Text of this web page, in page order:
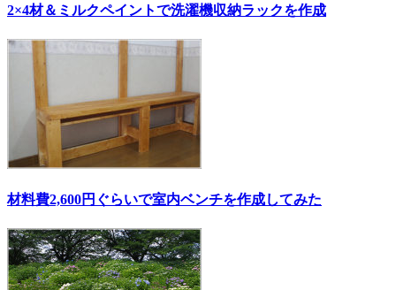
2×4材＆ミルクペイントで洗濯機収納ラックを作成
材料費2,600円ぐらいで室内ベンチを作成してみた